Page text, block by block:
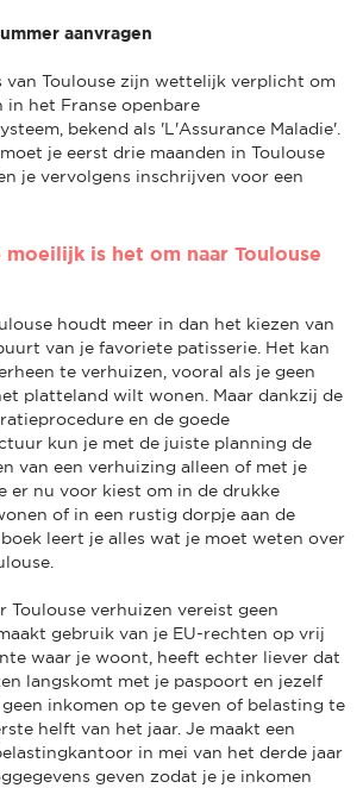
aanvragen
van Toulouse zijn wettelijk verplicht om
in het Franse openbare
bekend als 'L'Assurance Maladie'.
je eerst drie maanden in Toulouse
je vervolgens inschrijven voor een
moeilijk is het om naar Toulouse
houdt meer in dan het kiezen van
van je favoriete patisserie. Het kan
te verhuizen, vooral als je geen
platteland wilt wonen. Maar dankzij de
en de goede
kun je met de juiste planning de
van een verhuizing alleen of met je
er nu voor kiest om in de drukke
of in een rustig dorpje aan de
leert je alles wat je moet weten over
Toulouse verhuizen vereist geen
gebruik van je EU-rechten op vrij
waar je woont, heeft echter liever dat
langskomt met je paspoort en jezelf
inkomen op te geven of belasting te
helft van het jaar. Je maakt een
in mei van het derde jaar
geven zodat je je inkomen